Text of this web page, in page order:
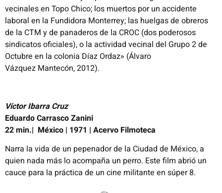
vecinales en Topo Chico; los muertos por un accidente
laboral en la Fundidora Monterrey; las huelgas de obreros
de la CTM y de panaderos de la CROC (dos poderosos
sindicatos oficiales), o la actividad vecinal del Grupo 2 de
Octubre en la colonia Díaz Ordaz» (Álvaro
Vázquez Mantecón, 2012).
Víctor Ibarra Cruz
Eduardo CarrascoZanini
22 min.| México | 1971 | Acervo Filmoteca
Narra la vida de un pepenador de la Ciudad de México, a
quien nada más lo acompaña un perro. Este film abrió un
cauce para la práctica de un cine militante en súper 8.